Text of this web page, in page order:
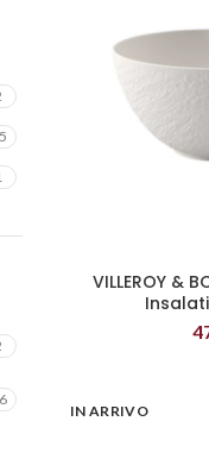
VILLEROY &
IN ARRIVO